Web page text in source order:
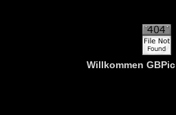
Willkommen GBPic